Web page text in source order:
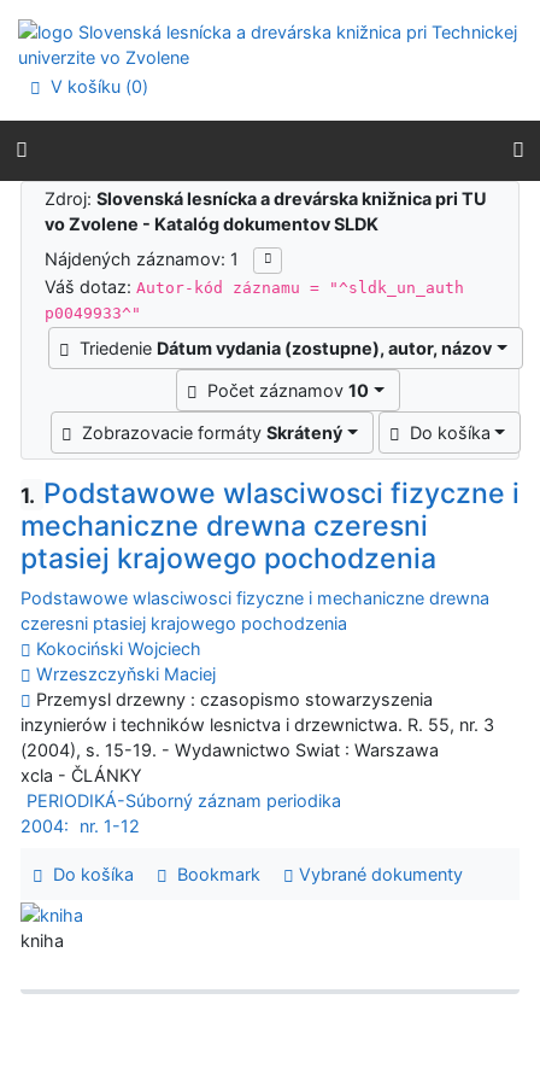
Prejsť na menu
Prehlásenie o webovej prístupnosti
V košíku (0)
Výsledky vyhľadávania
Zdroj:Slovenská lesnícka a drevárska knižnica pri TU
vo Zvolene - Katalóg dokumentov SLDK
Nájdených záznamov: 1
Váš dotaz:Autor-kód záznamu = "^sldk_un_auth
p0049933^"
Triedenie Dátum vydania (zostupne), autor, názov
Počet záznamov10
Zobrazovacie formátySkrátený Do košíka
1. Podstawowe wlasciwosci fizyczne i
mechaniczne drewna czeresni
ptasiej krajowego pochodzenia
Podstawowe wlasciwosci fizyczne i mechaniczne drewna
czeresni ptasiej krajowego pochodzenia
Kokociński Wojciech
Wrzeszczyňski Maciej
Przemysl drzewny : czasopismo stowarzyszenia
inzynierów i techników lesnictva i drzewnictwa. R. 55, nr. 3
(2004), s. 15-19. - Wydawnictwo Swiat : Warszawa
xcla - ČLÁNKY
PERIODIKÁ-Súborný záznam periodika
2004:
nr. 1-12
Do košíka Bookmark Vybrané dokumenty
kniha